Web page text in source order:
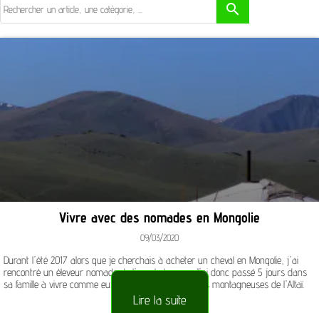
search
Vivre avec des nomades en Mongolie
09/03/2020
Durant l'été 2017 alors que je cherchais à acheter un cheval en Mongolie, j'ai
rencontré un éleveur nomade de l'ouest du pays. J'ai donc passé 5 jours dans
sa famille à vivre comme eux, au milieux des steppes montagneuses de l'Altaï.
Lire la suite